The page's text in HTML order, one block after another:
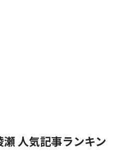
人気記事ランキン